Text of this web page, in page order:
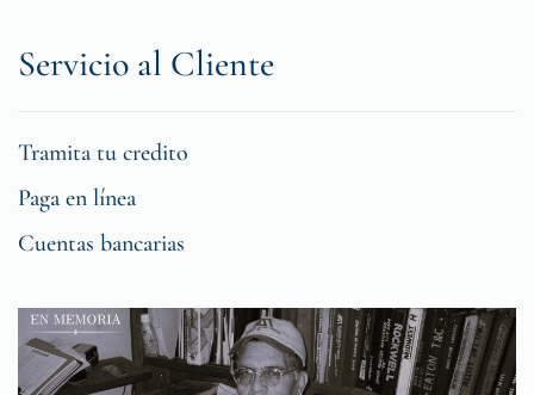
Servicio al Cliente
Tramita tu credito
Paga en línea
Cuentas bancarias